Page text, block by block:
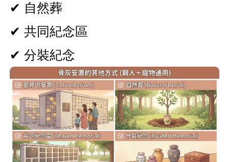
✔ 自然葬
✔ 共同紀念區
✔ 分裝紀念